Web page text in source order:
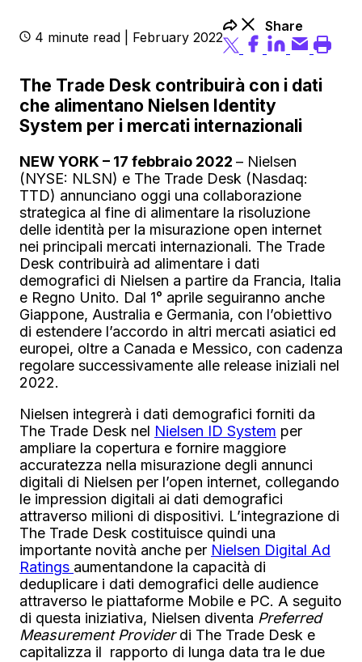
4 minute read | February 2022
Share
The Trade Desk contribuirà con i dati
che alimentano Nielsen Identity
System per i mercati internazionali
NEW YORK – 17 febbraio 2022 – Nielsen
(NYSE: NLSN) e The Trade Desk (Nasdaq:
TTD) annunciano oggi una collaborazione
strategica al fine di alimentare la risoluzione
delle identità per la misurazione open internet
nei principali mercati internazionali. The Trade
Desk contribuirà ad alimentare i dati
demografici di Nielsen a partire da Francia, Italia
e Regno Unito. Dal 1° aprile seguiranno anche
Giappone, Australia e Germania, con l’obiettivo
di estendere l’accordo in altri mercati asiatici ed
europei, oltre a Canada e Messico, con cadenza
regolare successivamente alle release iniziali nel
2022.
Nielsen integrerà i dati demografici forniti da
The Trade Desk nel Nielsen ID System per
ampliare la copertura e fornire maggiore
accuratezza nella misurazione degli annunci
digitali di Nielsen per l’open internet, collegando
le impression digitali ai dati demografici
attraverso milioni di dispositivi. L’integrazione di
The Trade Desk costituisce quindi una
importante novità anche per Nielsen Digital Ad
Ratings aumentandone la capacità di
deduplicare i dati demografici delle audience
attraverso le piattaforme Mobile e PC. A seguito
di questa iniziativa, Nielsen diventa Preferred
Measurement Providerdi The Trade Desk e
capitalizza il rapporto di lunga data tra le due